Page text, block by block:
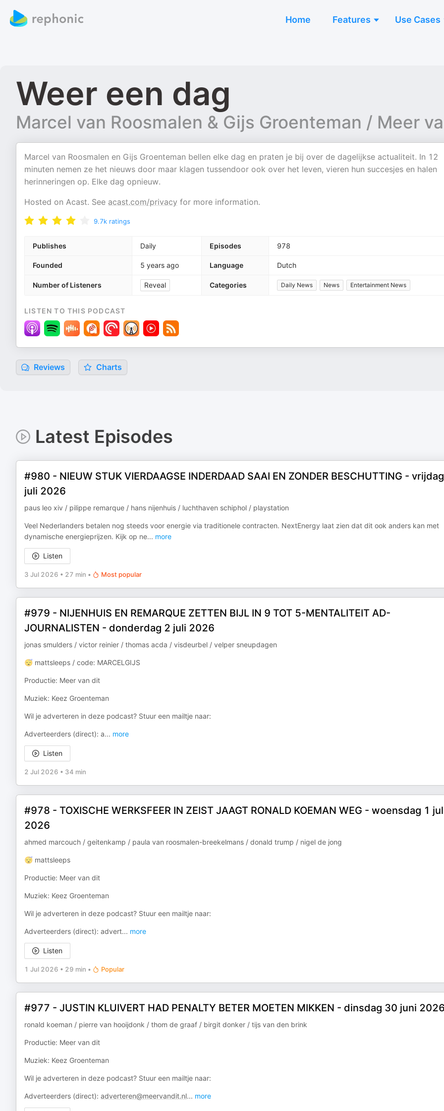
Home Features Use Cases
Weer een dag
Marcel van Roosmalen & Gijs Groenteman / Meer
Marcel van Roosmalen en Gijs Groenteman bellen elke dag en praten je bij over de dagelijkse actualiteit. In 12
minuten nemen ze het nieuws door maar klagen tussendoor ook over het leven, vieren hun succesjes en halen
herinneringen op. Elke dag opnieuw.
Hosted on Acast. See acast.com/privacy for more information.
9.7k ratings
Publishes Daily Episodes 978
Founded 5 years ago Language Dutch
Number of Listeners Reveal Categories Daily News News Entertainment News
LISTEN TO THIS PODCAST
Reviews Charts
Latest Episodes
#980 - NIEUW STUK VIERDAAGSE INDERDAAD SAAI EN ZONDER BESCHUTTING -
juli 2026
paus leo xiv / pilippe remarque / hans nijenhuis / luchthaven schiphol / playstation
Veel Nederlanders betalen nog steeds voor energie via traditionele contracten. NextEnergy laat zien dat dit ook anders kan met
dynamische energieprijzen. Kijk op ne... more
Listen
3 Jul 2026 • 27 min • Most popular
#979 - NIJENHUIS EN REMARQUE ZETTEN BIJL IN 9 TOT 5-MENTALITEIT AD-
JOURNALISTEN - donderdag 2 juli 2026
jonas smulders / victor reinier / thomas acda / visdeurbel / velper sneupdagen
😴 mattsleeps / code: MARCELGIJS
Productie: Meer van dit
Muziek: Keez Groenteman
Wil je adverteren in deze podcast? Stuur een mailtje naar:
Adverteerders (direct): a... more
Listen
2 Jul 2026 • 34 min
#978 - TOXISCHE WERKSFEER IN ZEIST JAAGT RONALD KOEMAN WEG - woensdag 1
2026
ahmed marcouch / geitenkamp / paula van roosmalen-breekelmans / donald trump / nigel de jong
😴 mattsleeps
Productie: Meer van dit
Muziek: Keez Groenteman
Wil je adverteren in deze podcast? Stuur een mailtje naar:
Adverteerders (direct): advert... more
Listen
1 Jul 2026 • 29 min • Popular
#977 - JUSTIN KLUIVERT HAD PENALTY BETER MOETEN MIKKEN - dinsdag 30 juni
ronald koeman / pierre van hooijdonk / thom de graaf / birgit donker / tijs van den brink
Productie: Meer van dit
Muziek: Keez Groenteman
Wil je adverteren in deze podcast? Stuur een mailtje naar:
Adverteerders (direct): adverteren@meervandit.nl... more